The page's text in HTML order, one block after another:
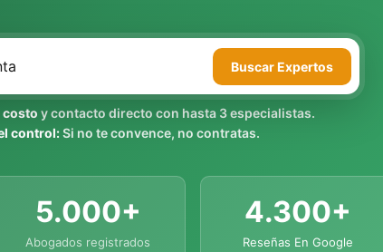
BuscarExpertos
costo y contacto directo con hasta 3 especialistas.
control:Si no te convence, no contratas.
5.000+
Abogados registrados
4.300+
Reseñas En Google